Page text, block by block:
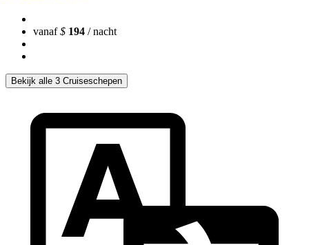
vanaf$ 194 / nacht
Bekijk alle 3 Cruiseschepen